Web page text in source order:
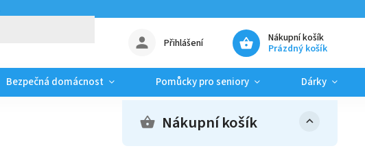
Nákupní košík
Prázdný košík
Přihlášení
Bezpečná domácnost Pomůcky pro seniory Dárky
Nákupní košík